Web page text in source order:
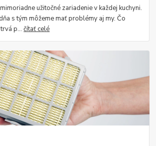
užitočné zariadenie v každej kuchyni.
s tým môžeme mať problémy aj my. Čo
p...čítať celé